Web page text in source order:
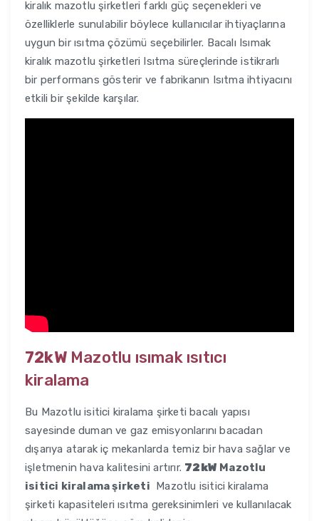
kiralık mazotlu şirketleri farklı güç seçenekleri ve
özelliklerle sunulabilir böylece kullanıcılar ihtiyaçlarına
uygun bir ısıtma çözümü seçebilirler. Bacalı Isımak
kiralık mazotlu şirketleri Isıtma süreçlerinde istikrarlı
bir performans gösterir ve fabrikanın Isıtma ihtiyacını
etkili bir şekilde karşılar.
72kWMazotlu ısımak ısıtıcı
kiralama
Bu Mazotlu isitici kiralama şirketi bacalı yapısı
sayesinde duman ve gaz emisyonlarını bacadan
dışarıya atarak iç mekanlarda temiz bir hava sağlar ve
işletmenin hava kalitesini artırır. 72kW Mazotlu
isitici kiralama şirketi Mazotlu isitici kiralama
şirketi kapasiteleri ısıtma gereksinimleri ve kullanılacak